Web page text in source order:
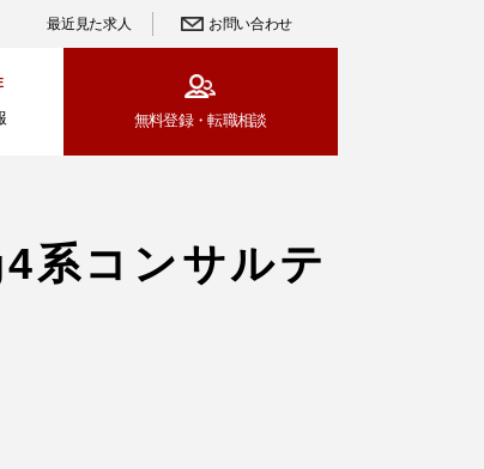
最近見た求人 お問い合わせ
無料登録・転職相談
系コンサルテ